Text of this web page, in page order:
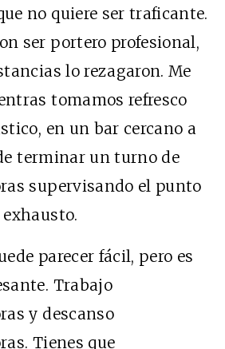
no quiere ser traficante.
ser portero profesional,
lo rezagaron. Me
tomamos refresco
en un bar cercano a
terminar un turno de
supervisando el punto
parecer fácil, pero es
Trabajo
y descanso
Tienes que